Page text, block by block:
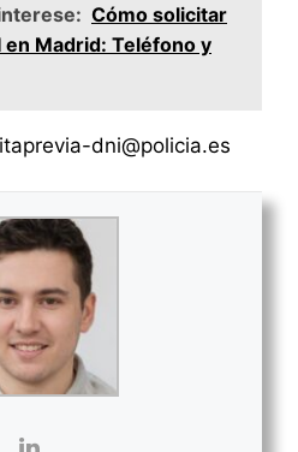
Cómo solicitar
en Madrid: Teléfono y
dni@policia.es